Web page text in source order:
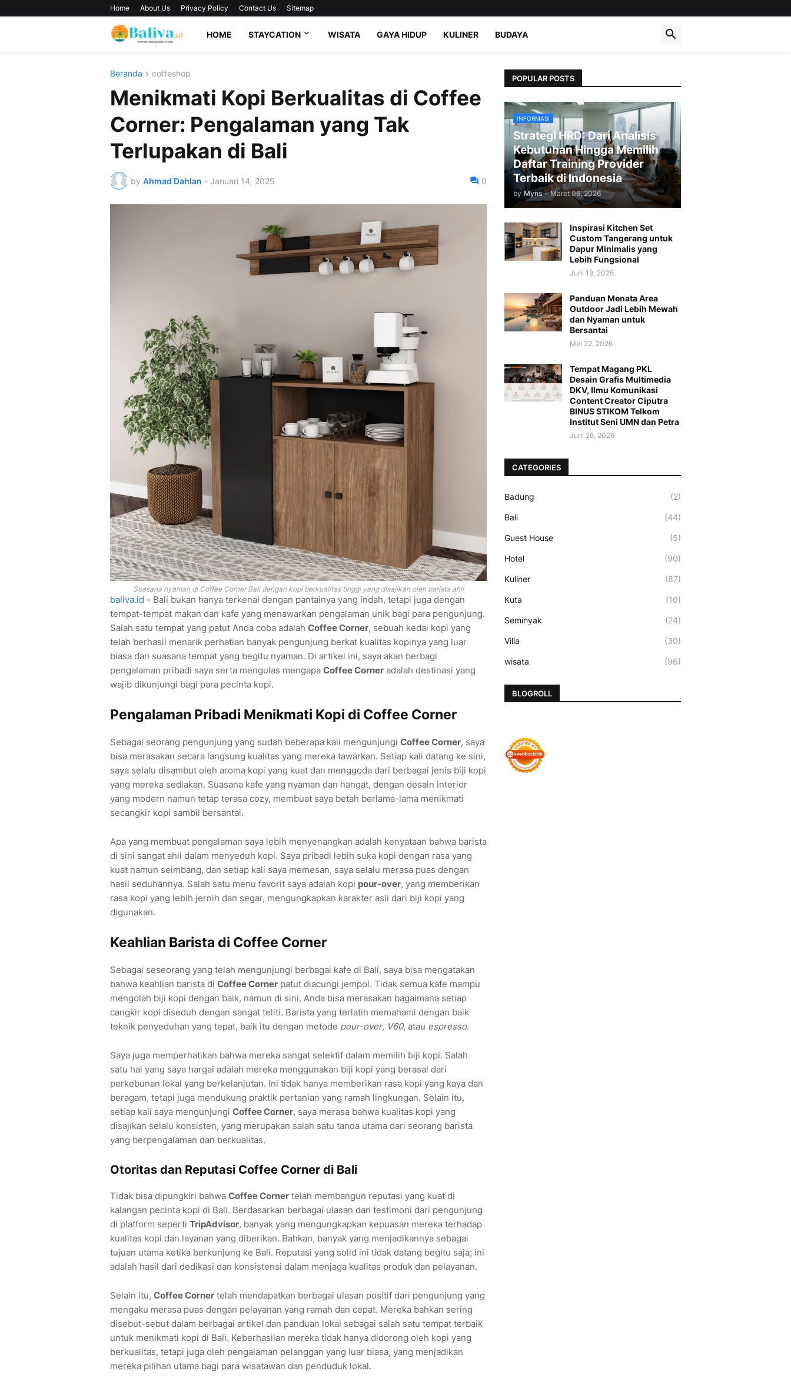
Home About Us Privacy Policy Contact Us Sitemap
HOME STAYCATION WISATA GAYA HIDUP KULINER BUDAYA
Beranda coffeshop
Menikmati Kopi Berkualitas di Coffee
Corner: Pengalaman yang Tak
Terlupakan di Bali
by Ahmad Dahlan - Januari 14, 2025 0
Suasana nyaman di Coffee Corner Bali dengan kopi berkualitas tinggi yang disajikan oleh barista ahli
baliva.id - Bali bukan hanya terkenal dengan pantainya yang indah, tetapi juga dengan
tempat-tempat makan dan kafe yang menawarkan pengalaman unik bagi para pengunjung.
Salah satu tempat yang patut Anda coba adalah Coffee Corner, sebuah kedai kopi yang
telah berhasil menarik perhatian banyak pengunjung berkat kualitas kopinya yang luar
biasa dan suasana tempat yang begitu nyaman. Di artikel ini, saya akan berbagi
pengalaman pribadi saya serta mengulas mengapa Coffee Corner adalah destinasi yang
wajib dikunjungi bagi para pecinta kopi.
Pengalaman Pribadi Menikmati Kopi di Coffee Corner
Sebagai seorang pengunjung yang sudah beberapa kali mengunjungi Coffee Corner, saya
bisa merasakan secara langsung kualitas yang mereka tawarkan. Setiap kali datang ke sini,
saya selalu disambut oleh aroma kopi yang kuat dan menggoda dari berbagai jenis biji kopi
yang mereka sediakan. Suasana kafe yang nyaman dan hangat, dengan desain interior
yang modern namun tetap terasa cozy, membuat saya betah berlama-lama menikmati
secangkir kopi sambil bersantai.
Apa yang membuat pengalaman saya lebih menyenangkan adalah kenyataan bahwa barista
di sini sangat ahli dalam menyeduh kopi. Saya pribadi lebih suka kopi dengan rasa yang
kuat namun seimbang, dan setiap kali saya memesan, saya selalu merasa puas dengan
hasil seduhannya. Salah satu menu favorit saya adalah kopi pour-over, yang memberikan
rasa kopi yang lebih jernih dan segar, mengungkapkan karakter asli dari biji kopi yang
digunakan.
Keahlian Barista di Coffee Corner
Sebagai seseorang yang telah mengunjungi berbagai kafe di Bali, saya bisa mengatakan
bahwa keahlian barista di Coffee Corner patut diacungi jempol. Tidak semua kafe mampu
mengolah biji kopi dengan baik, namun di sini, Anda bisa merasakan bagaimana setiap
cangkir kopi diseduh dengan sangat teliti. Barista yang terlatih memahami dengan baik
teknik penyeduhan yang tepat, baik itu dengan metode pour-over, V60, atau espresso.
Saya juga memperhatikan bahwa mereka sangat selektif dalam memilih biji kopi. Salah
satu hal yang saya hargai adalah mereka menggunakan biji kopi yang berasal dari
perkebunan lokal yang berkelanjutan. Ini tidak hanya memberikan rasa kopi yang kaya dan
beragam, tetapi juga mendukung praktik pertanian yang ramah lingkungan. Selain itu,
setiap kali saya mengunjungi Coffee Corner, saya merasa bahwa kualitas kopi yang
disajikan selalu konsisten, yang merupakan salah satu tanda utama dari seorang barista
yang berpengalaman dan berkualitas.
Otoritas dan Reputasi Coffee Corner di Bali
Tidak bisa dipungkiri bahwa Coffee Corner telah membangun reputasi yang kuat di
kalangan pecinta kopi di Bali. Berdasarkan berbagai ulasan dan testimoni dari pengunjung
di platform seperti TripAdvisor, banyak yang mengungkapkan kepuasan mereka terhadap
kualitas kopi dan layanan yang diberikan. Bahkan, banyak yang menjadikannya sebagai
tujuan utama ketika berkunjung ke Bali. Reputasi yang solid ini tidak datang begitu saja; ini
adalah hasil dari dedikasi dan konsistensi dalam menjaga kualitas produk dan pelayanan.
Selain itu, Coffee Corner telah mendapatkan berbagai ulasan positif dari pengunjung yang
mengaku merasa puas dengan pelayanan yang ramah dan cepat. Mereka bahkan sering
disebut-sebut dalam berbagai artikel dan panduan lokal sebagai salah satu tempat terbaik
untuk menikmati kopi di Bali. Keberhasilan mereka tidak hanya didorong oleh kopi yang
berkualitas, tetapi juga oleh pengalaman pelanggan yang luar biasa, yang menjadikan
mereka pilihan utama bagi para wisatawan dan penduduk lokal.
POPULAR POSTS
INFORMASI
Strategi HRD: Dari Analisis
Kebutuhan Hingga Memilih
Daftar Training Provider
Terbaik di Indonesia
by Myns - Maret 06, 2026
Inspirasi Kitchen Set
Custom Tangerang untuk
Dapur Minimalis yang
Lebih Fungsional
Juni 19, 2026
Panduan Menata Area
Outdoor Jadi Lebih Mewah
dan Nyaman untuk
Bersantai
Mei 22, 2026
Tempat Magang PKL
Desain Grafis Multimedia
DKV, Ilmu Komunikasi
Content Creator Ciputra
BINUS STIKOM Telkom
Institut Seni UMN dan Petra
Juni 26, 2026
CATEGORIES
Badung (2)
Bali (44)
Guest House (5)
Hotel (90)
Kuliner (87)
Kuta (10)
Seminyak (24)
Villa (30)
wisata (96)
BLOGROLL